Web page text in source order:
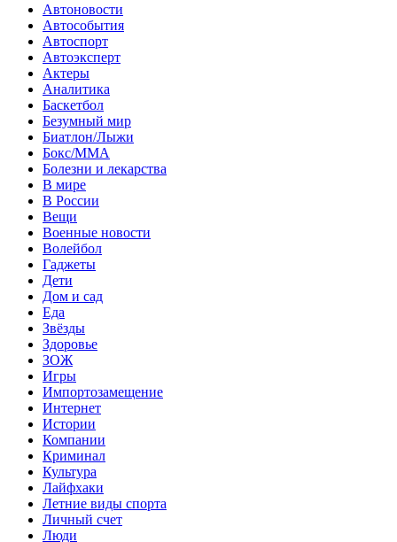
Автоновости
Автособытия
Автоспорт
Автоэксперт
Актеры
Аналитика
Баскетбол
Безумный мир
Биатлон/Лыжи
Бокс/MMA
Болезни и лекарства
В мире
В России
Вещи
Военные новости
Волейбол
Гаджеты
Дети
Дом и сад
Еда
Звёзды
Здоровье
ЗОЖ
Игры
Импортозамещение
Интернет
Истории
Компании
Криминал
Культура
Лайфхаки
Летние виды спорта
Личный счет
Люди